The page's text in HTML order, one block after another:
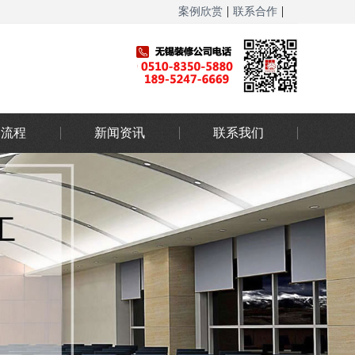
案例欣赏 | 联系合作 |
程 新闻资讯 联系我们